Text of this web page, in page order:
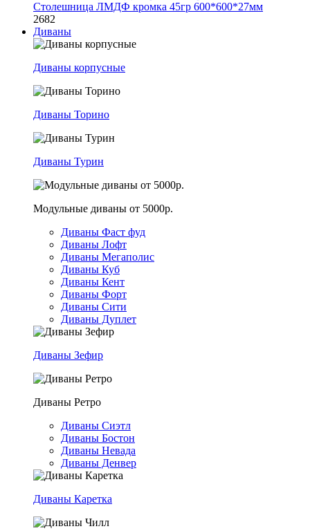
Столешница ЛМДФ кромка 45гр 600*600*27мм
2682
Диваны
Диваны корпусные
Диваны Торино
Диваны Турин
Модульные диваны от 5000р.
Диваны Фаст фуд
Диваны Лофт
Диваны Мегаполис
Диваны Куб
Диваны Кент
Диваны Форт
Диваны Сити
Диваны Дуплет
Диваны Зефир
Диваны Ретро
Диваны Сиэтл
Диваны Бостон
Диваны Невада
Диваны Денвер
Диваны Каретка